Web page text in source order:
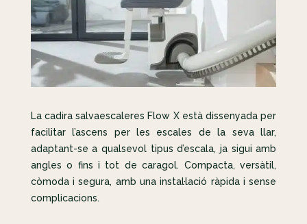
La cadira salvaescaleres Flow X està dissenyada per
facilitar l’ascens per les escales de la seva llar,
adaptant-se a qualsevol tipus d’escala, ja sigui amb
angles o fins i tot de caragol. Compacta, versàtil,
còmoda i segura, amb una instal·lació ràpida i sense
complicacions.